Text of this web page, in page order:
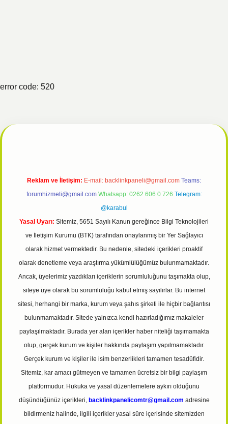
error code: 520
Reklam ve İletişim: E-mail: backlinkpaneli@gmail.com Teams:
forumhizmeti@gmail.com Whatsapp: 0262 606 0 726 Telegram:
@karabul
Yasal Uyarı: Sitemiz, 5651 Sayılı Kanun gereğince Bilgi Teknolojileri
ve İletişim Kurumu (BTK) tarafından onaylanmış bir Yer Sağlayıcı
olarak hizmet vermektedir. Bu nedenle, sitedeki içerikleri proaktif
olarak denetleme veya araştırma yükümlülüğümüz bulunmamaktadır.
Ancak, üyelerimiz yazdıkları içeriklerin sorumluluğunu taşımakta olup,
siteye üye olarak bu sorumluluğu kabul etmiş sayılırlar. Bu internet
sitesi, herhangi bir marka, kurum veya şahıs şirketi ile hiçbir bağlantısı
bulunmamaktadır. Sitede yalnızca kendi hazırladığımız makaleler
paylaşılmaktadır. Burada yer alan içerikler haber niteliği taşımamakta
olup, gerçek kurum ve kişiler hakkında paylaşım yapılmamaktadır.
Gerçek kurum ve kişiler ile isim benzerlikleri tamamen tesadüfidir.
Sitemiz, kar amacı gütmeyen ve tamamen ücretsiz bir bilgi paylaşım
platformudur. Hukuka ve yasal düzenlemelere aykırı olduğunu
düşündüğünüz içerikleri, backlinkpanelicomtr@gmail.com adresine
bildirmeniz halinde, ilgili içerikler yasal süre içerisinde sitemizden